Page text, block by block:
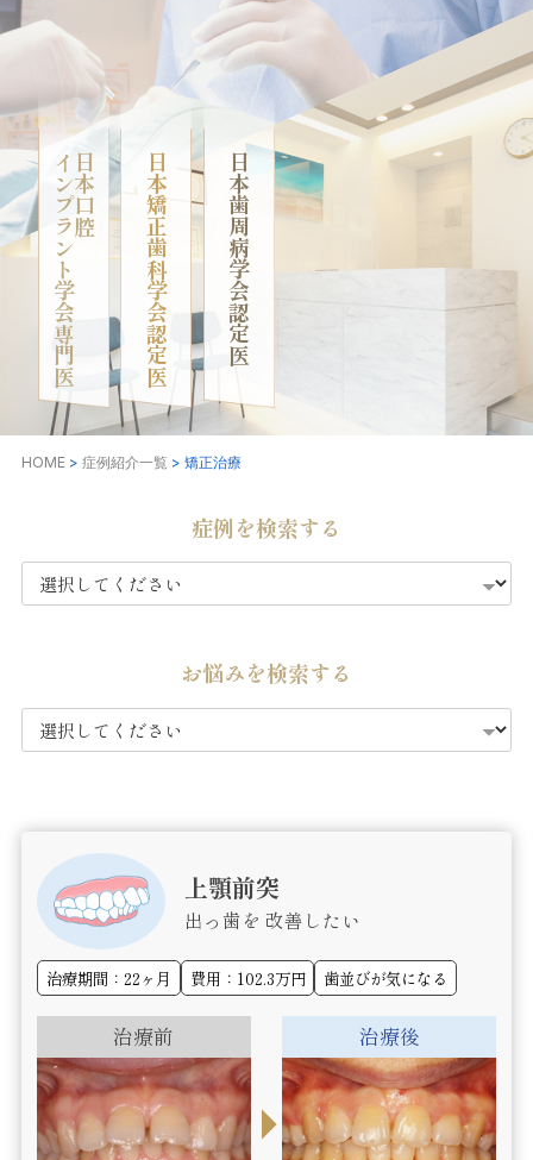
日本歯周病学会認定医
日本矯正歯科学会認定医
日本口腔
インプラント学会専門医
HOME> 症例紹介一覧 > 矯正治療
症例を検索する
お悩みを検索する
上顎前突
出っ歯を 改善したい
治療期間：22ヶ月 費用：102.3万円 歯並びが気になる
治療前 治療後